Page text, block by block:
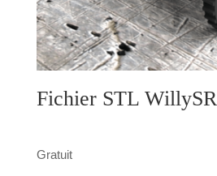
Fichier STL WillySR
Gratuit